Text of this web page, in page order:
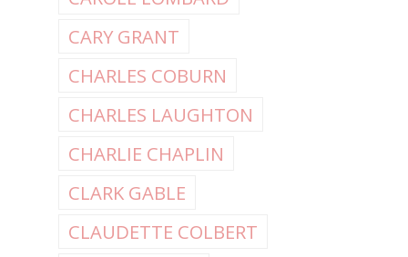
CARY GRANT
CHARLES COBURN
CHARLES LAUGHTON
CHARLIE CHAPLIN
CLARK GABLE
CLAUDETTE COLBERT